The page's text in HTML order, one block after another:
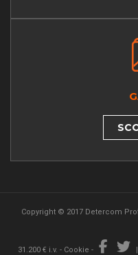
Copyright © 2017 Detercom
31.200 € i.v. - Cookie - |